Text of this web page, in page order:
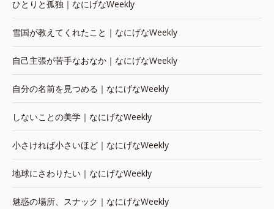
ひとりと孤独｜なにげなWeekly
雪国が教えてくれたこと｜なにげなWeekly
自己主張が苦手なおなか｜なにげなWeekly
自分の名前を見つめる｜なにげなWeekly
しないことの美学｜なにげなWeekly
小さければ小さいほど｜なにげなWeekly
地球にさわりたい｜なにげなWeekly
魅惑の場所、スナック｜なにげなWeekly